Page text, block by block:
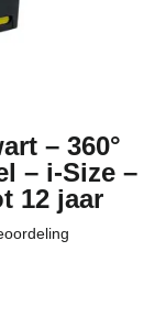
– 360°
– i-Size –
12 jaar